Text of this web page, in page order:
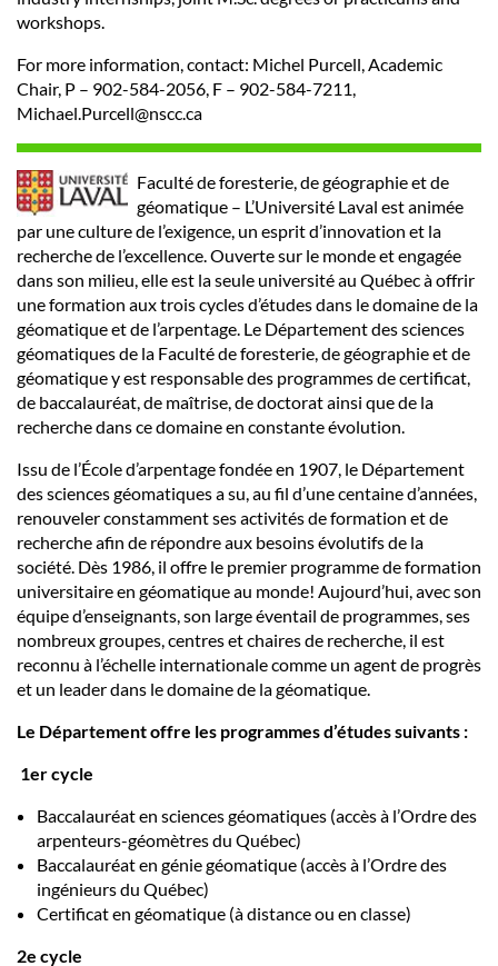
workshops.
For more information, contact: Michel Purcell, Academic
Chair, P – 902-584-2056, F – 902-584-7211,
Michael.Purcell@nscc.ca
Faculté de foresterie, de géographie et de
géomatique – L’Université Laval est animée
par une culture de l’exigence, un esprit d’innovation et la
recherche de l’excellence. Ouverte sur le monde et engagée
dans son milieu, elle est la seule université au Québec à offrir
une formation aux trois cycles d’études dans le domaine de la
géomatique et de l’arpentage. Le Département des sciences
géomatiques de la Faculté de foresterie, de géographie et de
géomatique y est responsable des programmes de certificat,
de baccalauréat, de maîtrise, de doctorat ainsi que de la
recherche dans ce domaine en constante évolution.
Issu de l’École d’arpentage fondée en 1907, le Département
des sciences géomatiques a su, au fil d’une centaine d’années,
renouveler constamment ses activités de formation et de
recherche afin de répondre aux besoins évolutifs de la
société. Dès 1986, il offre le premier programme de formation
universitaire en géomatique au monde! Aujourd’hui, avec son
équipe d’enseignants, son large éventail de programmes, ses
nombreux groupes, centres et chaires de recherche, il est
reconnu à l’échelle internationale comme un agent de progrès
et un leader dans le domaine de la géomatique.
Le Département offre les programmes d’études suivants :
1er cycle
Baccalauréat en sciences géomatiques (accès à l’Ordre des
arpenteurs-géomètres du Québec)
Baccalauréat en génie géomatique (accès à l’Ordre des
ingénieurs du Québec)
Certificat en géomatique (à distance ou en classe)
2e cycle